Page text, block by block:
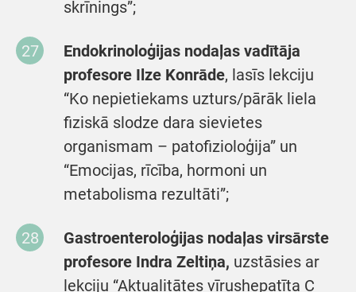
skrīnings”;
Endokrinoloģijas nodaļas vadītāja
profesore Ilze Konrāde, lasīs lekciju
“Ko nepietiekams uzturs/pārāk liela
fiziskā slodze dara sievietes
organismam – patofizioloģija” un
“Emocijas, rīcība, hormoni un
metabolisma rezultāti”;
Gastroenteroloģijas nodaļas virsārste
profesore Indra Zeltiņa, uzstāsies ar
lekciju “Aktualitātes vīrushepatīta C